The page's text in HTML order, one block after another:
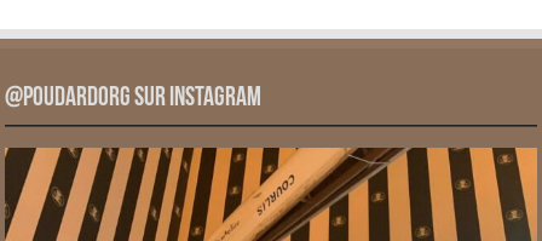
@PoudardOrg sur Instagram